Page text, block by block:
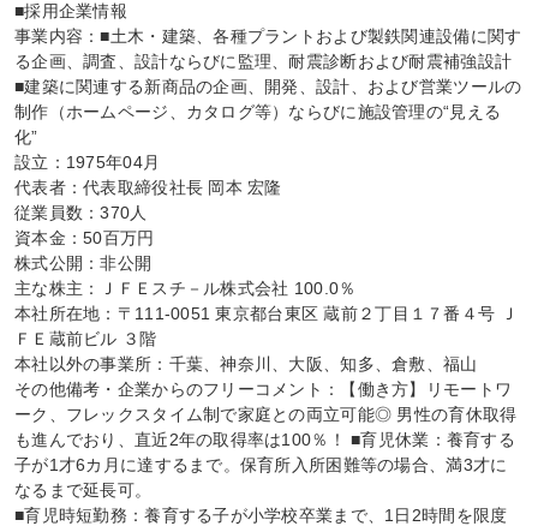
■採用企業情報
事業内容：■土木・建築、各種プラントおよび製鉄関連設備に関す
る企画、調査、設計ならびに監理、耐震診断および耐震補強設計
■建築に関連する新商品の企画、開発、設計、および営業ツールの
制作（ホームページ、カタログ等）ならびに施設管理の“見える
化”
設立：1975年04月
代表者：代表取締役社長 岡本 宏隆
従業員数：370人
資本金：50百万円
株式公開：非公開
主な株主：ＪＦＥスチ－ル株式会社 100.0％
本社所在地：〒111-0051 東京都台東区 蔵前２丁目１７番４号 Ｊ
ＦＥ蔵前ビル ３階
本社以外の事業所：千葉、神奈川、大阪、知多、倉敷、福山
その他備考・企業からのフリーコメント：【働き方】リモートワ
ーク、フレックスタイム制で家庭との両立可能◎ 男性の育休取得
も進んでおり、直近2年の取得率は100％！ ■育児休業：養育する
子が1才6カ月に達するまで。保育所入所困難等の場合、満3才に
なるまで延長可。
■育児時短勤務：養育する子が小学校卒業まで、1日2時間を限度